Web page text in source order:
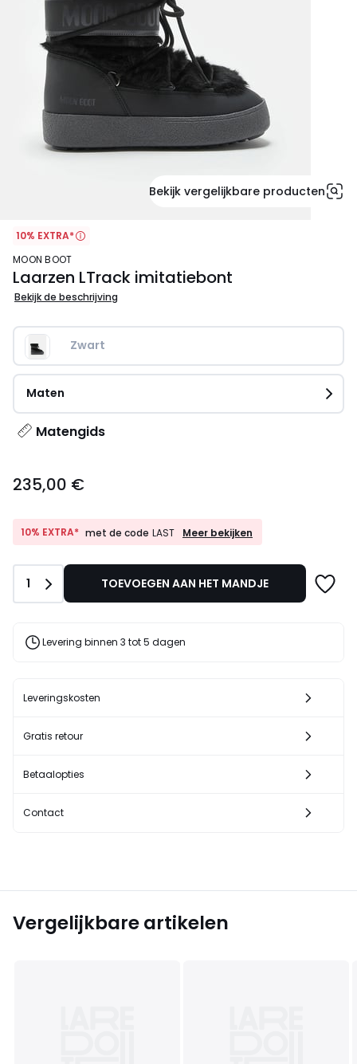
Bekijk vergelijkbare producten
10% EXTRA*
MOON BOOT
Laarzen LTrack imitatiebont
Bekijk de beschrijving
Zwart
Maten
Matengids
€.
235,00 €
10% EXTRA* met de code LAST
10%
code
LAST
Meer bekijken
Aantal
1 TOEVOEGEN AAN HET MANDJE
Levering binnen 3 tot 5 dagen
Leveringskosten
Gratis retour
Betaalopties
Contact
Vergelijkbare artikelen